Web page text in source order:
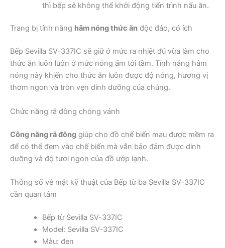
thì bếp sẽ không thể khởi động tiến trình nấu ăn.
Trang bị tính năng hâm nóng thức ăn độc đáo, có ích
Bếp Sevilla SV-337IC sẽ giữ ở mức ra nhiệt đủ vừa làm cho
thức ăn luôn luôn ở mức nóng ấm tới tầm. Tính năng hâm
nóng này khiến cho thức ăn luôn được độ nóng, hương vị
thơm ngon và tròn vẹn dinh dưỡng của chúng.
Chức năng rã đông chóng vánh
Công năng rã đông giúp cho đồ chế biến mau được mềm ra
để có thể đem vào chế biến mà vẫn bảo đảm được dinh
dưỡng và độ tươi ngon của đồ ướp lạnh.
Thông số về mặt kỹ thuật của Bếp từ ba Sevilla SV-337IC
cần quan tâm
Bếp từ Sevilla SV-337IC
Model: Sevilla SV-337IC
Màu: đen